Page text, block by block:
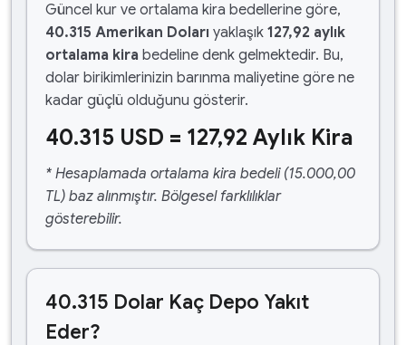
Güncel kur ve ortalama kira bedellerine göre,
40.315 Amerikan Doları yaklaşık 127,92 aylık
ortalama kira bedeline denk gelmektedir. Bu,
dolar birikimlerinizin barınma maliyetine göre ne
kadar güçlü olduğunu gösterir.
40.315 USD = 127,92 Aylık Kira
* Hesaplamada ortalama kira bedeli (15.000,00
TL) baz alınmıştır. Bölgesel farklılıklar
gösterebilir.
40.315 Dolar Kaç Depo Yakıt
Eder?